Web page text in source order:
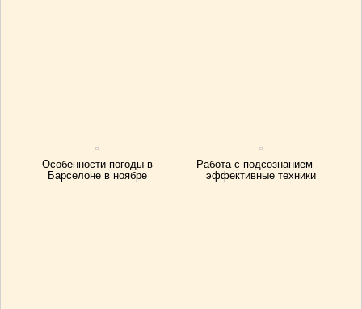
Особенности погоды в
Барселоне в ноябре
Работа с подсознанием —
эффективные техники